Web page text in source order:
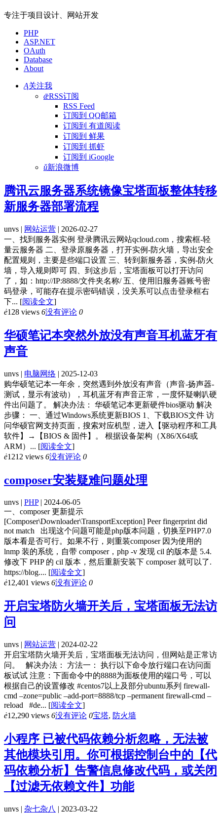
专注于项目设计、网站开发
PHP
ASP.NET
OAuth
Database
About
Ą关注我
ǣRSS订阅
RSS Feed
订阅到 QQ邮箱
订阅到 有道阅读
订阅到 鲜果
订阅到 抓虾
订阅到 iGoogle
ǔ新浪微博
腾讯云服务器系统镜像宝塔面板整体转移
新服务器部署流程
unvs | 网站运营 | 2026-02-27
一、找到服务器实例 登录腾讯云网站qcloud.com，搜索框-轻
量云服务器 二、登录原服务器，打开实例-防火墙，导出安全
配置规则，主要是些端口设置 三、转到新服务器，实例-防火
墙，导入规则即可 四、到这步后，宝塔面板可以打开访问
了，如：http://IP:8888/文件夹名称/ 五、使用旧服务器账号密
码登录，可能存在提示密码错误，没关系可以点击登录框右
下... [阅读全文]
ė128 views 6没有评论 0
华硕笔记本突然外放没有声音耳机蓝牙有
声音
unvs | 电脑网络 | 2025-12-03
购华硕笔记本一年余，突然遇到外放没有声音（声音-扬声器-
测试，显示有波动），耳机蓝牙有声音正常，一度怀疑喇叭硬
件出问题了。 解决办法： 华硕笔记本更新硬件bios驱动 解决
步骤： 一、通过Windows系统更新BIOS 1、下载BIOS文件 访
问华硕官网支持页面，搜索对应机型，进入【驱动程序和工具
软件】→【BIOS & 固件】。 根据设备架构（X86/X64或
ARM）... [阅读全文]
ė1212 views 6没有评论 0
composer安装疑难问题处理
unvs | PHP| 2024-06-05
一、composer 更新提示
[Composer\Downloader\TransportException] Peer fingerprint did
not match 出现这个问题可能是php版本问题，切换至PHP7.0
版本看是否可行。如果不行，则重装composer 因为使用的
lnmp 装的系统，自带 composer，php -v 发现 cil 的版本是 5.4.
修改下 PHP 的 cil 版本，然后重新安装下 composer 就可以了.
https://blog.... [阅读全文]
ė12,401 views 6没有评论 0
开启宝塔防火墙开关后，宝塔面板无法访
问
unvs | 网站运营 | 2024-02-22
开启宝塔防火墙开关后，宝塔面板无法访问，但网站是正常访
问。 解决办法： 方法一： 执行以下命令放行端口在访问面
板试试 注意：下面命令中的8888为面板使用的端口号，可以
根据自己的设置修改 #centos7以上及部分ubuntu系列 firewall-
cmd –zone=public –add-port=8888/tcp –permanent firewall-cmd –
reload #de... [阅读全文]
ė12,290 views 6没有评论 0宝塔, 防火墙
小程序 已被代码依赖分析忽略，无法被
其他模块引用。你可根据控制台中的【代
码依赖分析】告警信息修改代码，或关闭
【过滤无依赖文件】功能
unvs | 杂七杂八 | 2023-03-22